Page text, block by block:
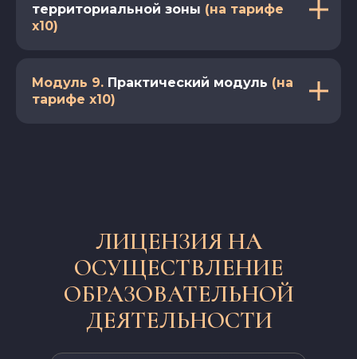
территориальной зоны (на тарифе
x10)
Модуль 9. Практический модуль (на
тарифе x10)
ЛИЦЕНЗИЯ НА
ОСУЩЕСТВЛЕНИЕ
ОБРАЗОВАТЕЛЬНОЙ
ДЕЯТЕЛЬНОСТИ